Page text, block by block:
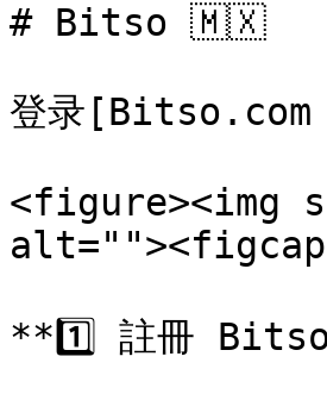
# Bitso 🇲🇽
登录
<figure><img
**1️⃣ 註冊